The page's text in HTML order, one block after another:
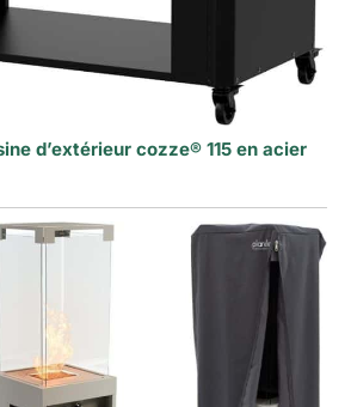
d’extérieur cozze® 115 en acier